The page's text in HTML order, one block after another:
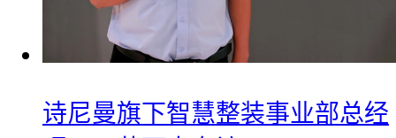
诗尼曼旗下智慧整装事业部总经